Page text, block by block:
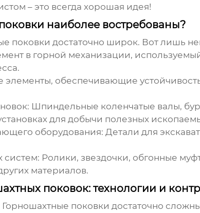
– это всегда хорошая идея!
наиболее востребованы?
поковки достаточно широк. Вот лишь
в горной механизации,
элементы, обеспечивающие
: Шпиндельные коленчатые валы,
для добычи полезных
оборудования: Детали для
систем: Ролики, звездочки, обгонные
материалов.
поковок: технологии и
Горношахтные поковки достаточно